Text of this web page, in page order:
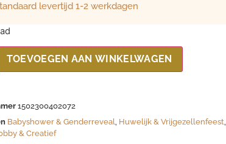
levertijd 1-2 werkdagen
TOEVOEGEN AAN WINKELWAGEN
1502300402072
Babyshower & Genderreveal, Huwelijk & Vrijgezellenfeest,
& Creatief